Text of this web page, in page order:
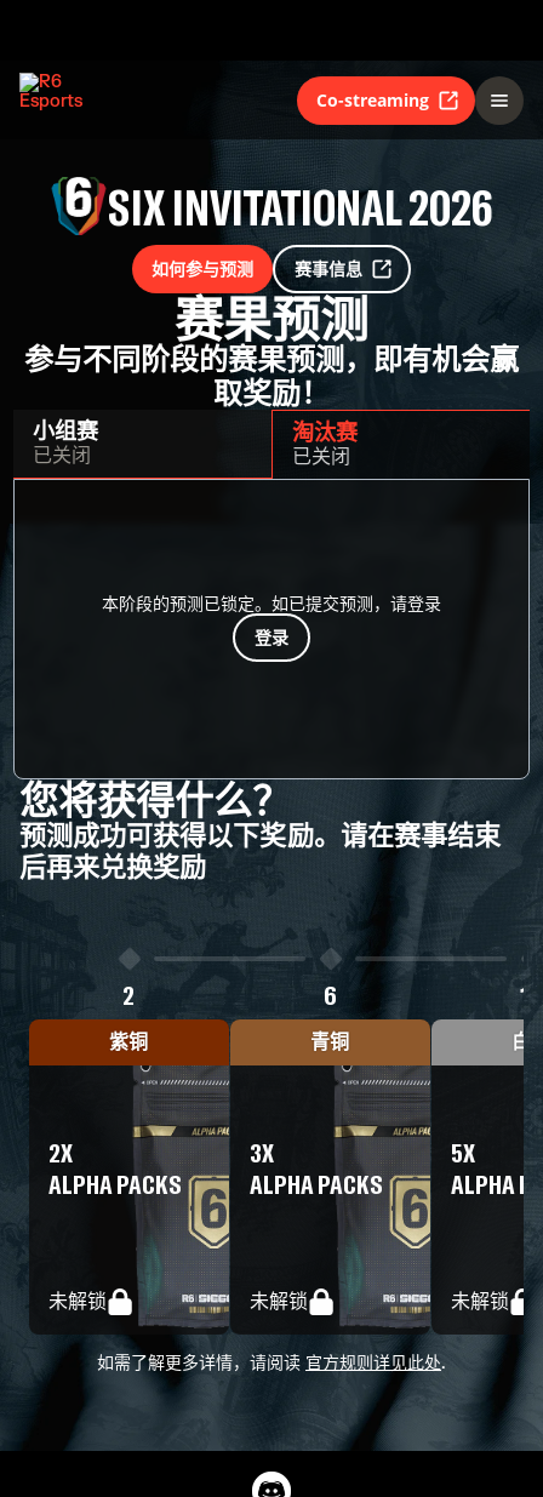
Co-streaming
SIX INVITATIONAL 2026
如何参与预测 赛事信息
赛果预测
参与不同阶段的赛果预测，即有机会赢
取奖励！
小组赛
已关闭
淘汰赛
已关闭
本阶段的预测已锁定。如已提交预测，请登录
登录
您将获得什么？
预测成功可获得以下奖励。请在赛事结束
后再来兑换奖励
2
紫铜
2X
ALPHA PACKS
未解锁
6
青铜
3X
ALPHA PACKS
未解锁
10
白
5X
ALPHA
未解锁
如需了解更多详情，请阅读 官方规则详见此处.